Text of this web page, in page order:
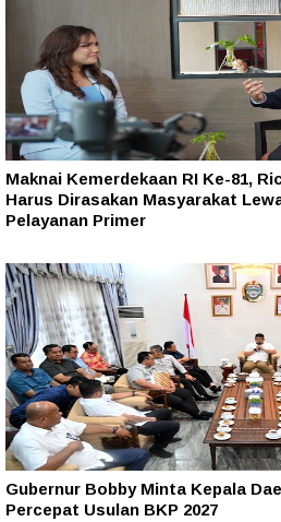
Maknai Kemerdekaan RI Ke-81,
Harus Dirasakan Masyarakat
Pelayanan Primer
Gubernur Bobby Minta Kepala
Percepat Usulan BKP 2027